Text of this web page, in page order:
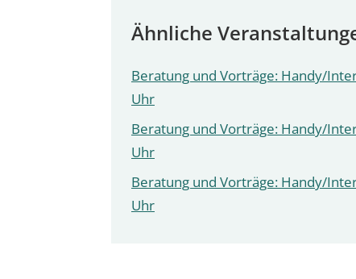
Ähnliche
Beratung und Vorträge: Handy/
Uhr
Beratung und Vorträge: Handy/
Uhr
Beratung und Vorträge: Handy/
Uhr